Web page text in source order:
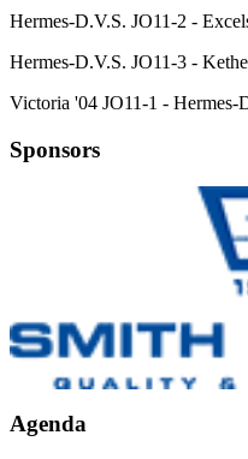
Hermes-D.V.S. JO11-2 -
Hermes-D.V.S. JO11-3 -
Victoria '04 JO11-1 - Hermes-
Sponsors
Agenda